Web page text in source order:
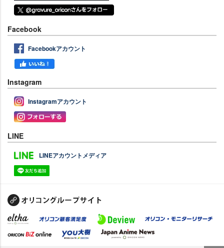
Facebook
Facebookアカウント
Instagram
Instagramアカウント
LINE
LINEアカウントメディア